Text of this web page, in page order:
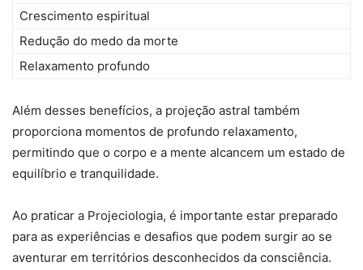
Crescimento espiritual
Redução do medo da morte
Relaxamento profundo
Além desses benefícios, a projeção astral também
proporciona momentos de profundo relaxamento,
permitindo que o corpo e a mente alcancem um estado de
equilíbrio e tranquilidade.
Ao praticar a Projeciologia, é importante estar preparado
para as experiências e desafios que podem surgir ao se
aventurar em territórios desconhecidos da consciência.